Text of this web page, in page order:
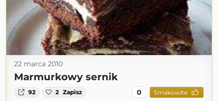
22 marca 2010
Marmurkowy sernik
92 2 Zapisz 0 Smakowite